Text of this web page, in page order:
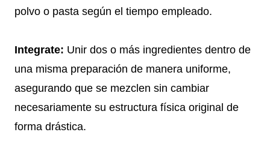
polvo o pasta según el tiempo empleado.
Integrate: Unir dos o más ingredientes dentro de
una misma preparación de manera uniforme,
asegurando que se mezclen sin cambiar
necesariamente su estructura física original de
forma drástica.